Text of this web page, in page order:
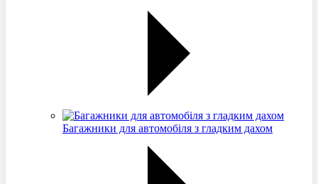
Багажники для автомобіля з гладким дахом